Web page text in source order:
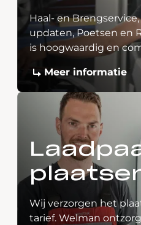
Haal- en
updaten, Poetsen en
is hoogwaardig en
Meer informatie
Wij verzorgen het
tarief. Welman